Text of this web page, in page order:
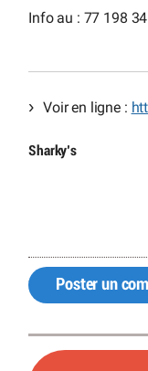
Info au : 77 198
Voir en ligne :
Sharky’s
Poster un